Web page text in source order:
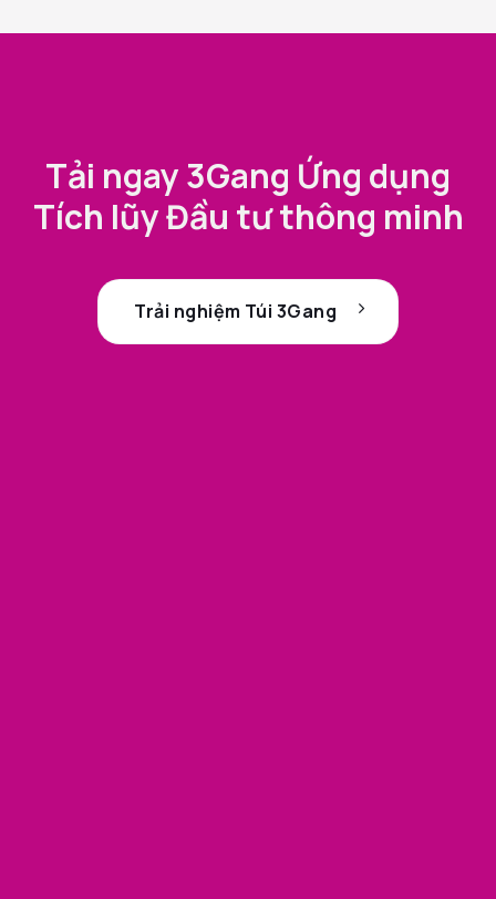
Tải ngay 3Gang Ứng dụng
Tích lũy Đầu tư thông minh
Trải nghiệm Túi 3Gang